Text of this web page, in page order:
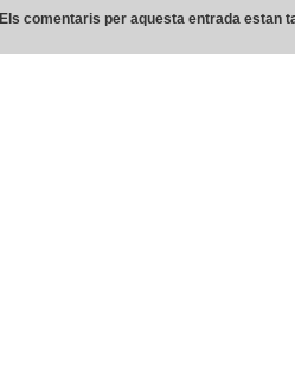
Els comentaris per aquesta entrada estan